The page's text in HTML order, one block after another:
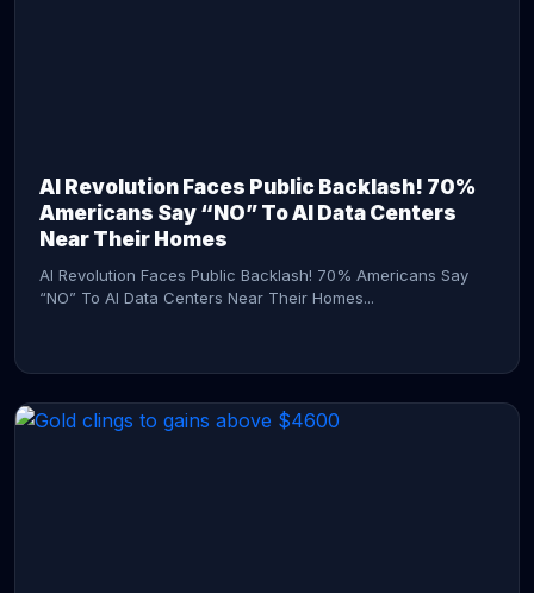
AI Revolution Faces Public Backlash! 70%
Americans Say “NO” To AI Data Centers
Near Their Homes
AI Revolution Faces Public Backlash! 70% Americans Say
“NO” To AI Data Centers Near Their Homes...